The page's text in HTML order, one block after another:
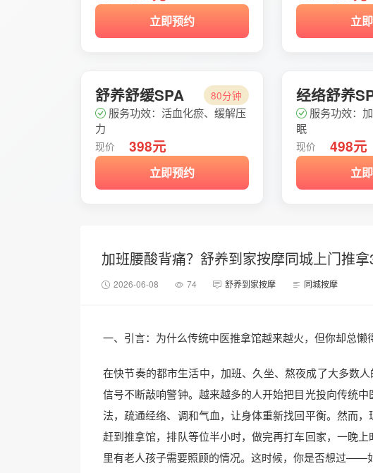
立即预约 立
舒养舒缓SPA 80分钟
服务功效：活血化瘀、缓解压
力
现价 398元
立即预约
经络舒养
服务功效：
眠
现价 498元
立
加班腰酸背痛？舒养到家按摩同城上门推
2026-06-08 74 舒养到家按摩 同城按摩
一、引言：为什么传统中医推拿馆越来越火，但你却总懒
在快节奏的都市生活中，加班、久坐、熬夜成了大多数
信号不断敲响警钟。越来越多的人开始把目光投向传统
法，疏通经络、调和气血，让身体重新找回平衡。然而
赶到推拿馆，排队等位半小时，做完再打车回家，一晚
里有老人孩子需要照顾的情况。这时候，你是否想过——